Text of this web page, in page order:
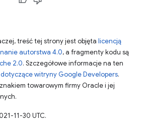
treść tej strony jest objęta licencją
autorstwa 4.0, a fragmenty kodu są
2.0. Szczegółowe informacje na ten
witryny Google Developers.
towarowym firmy Oracle i jej
11-30 UTC.